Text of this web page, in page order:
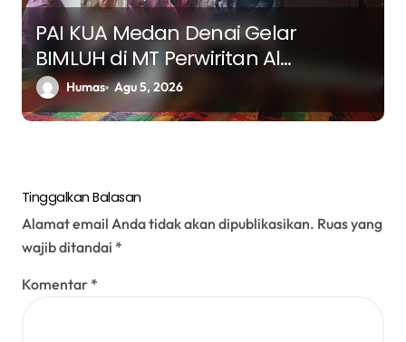
PAI KUA Medan Denai Gelar
BIMLUH di MT Perwiritan Al
Hasanah, Bahas Tafsir Al-Ahzab
Ayat 70–71 tentang Pentingnya
Humas Agu 5, 2026
Tinggalkan Balasan
Alamat email Anda tidak akan dipublikasikan. Ruas yang
wajib ditandai *
Komentar *